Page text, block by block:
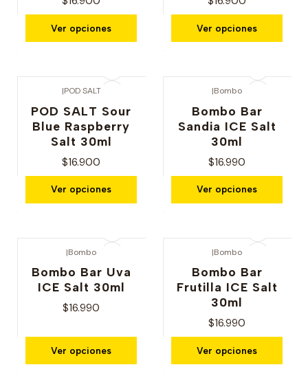
Ver opciones Ver opciones
|POD SALT
POD SALT Sour
Blue Raspberry
Salt 30ml
$16.900
Ver opciones
|Bombo
Bombo Bar
Sandia ICE Salt
30ml
$16.990
Ver opciones
|Bombo
Bombo Bar Uva
ICE Salt 30ml
$16.990
Ver opciones
|Bombo
Bombo Bar
Frutilla ICE Salt
30ml
$16.990
Ver opciones